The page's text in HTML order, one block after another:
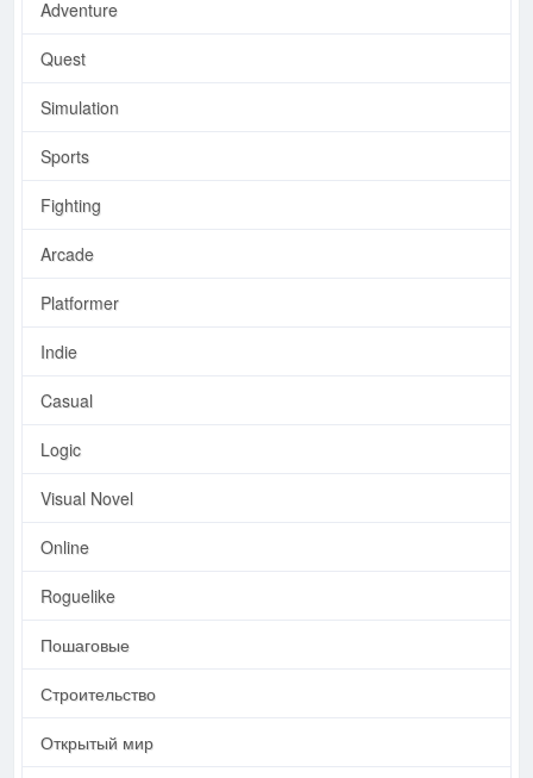
Adventure
Quest
Simulation
Sports
Fighting
Arcade
Platformer
Indie
Casual
Logic
Visual Novel
Online
Roguelike
Пошаговые
Строительство
Открытый мир